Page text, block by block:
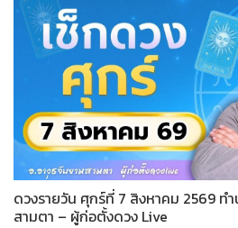
ดวงรายวัน ศุกร์ที่ 7 สิงหาคม 2569 ท
สามตา – ผู้ก่อตั้งดวง Live